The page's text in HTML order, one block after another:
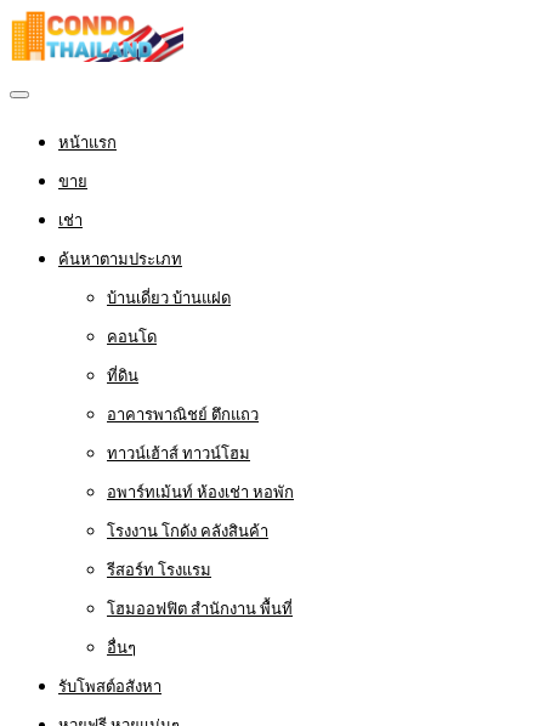
หน้าแรก
ขาย
เช่า
ค้นหาตามประเภท
บ้านเดี่ยว บ้านแฝด
คอนโด
ที่ดิน
อาคารพาณิชย์ ตึกแถว
ทาวน์เฮ้าส์ ทาวน์โฮม
อพาร์ทเม้นท์ ห้องเช่า หอพัก
โรงงาน โกดัง คลังสินค้า
รีสอร์ท โรงแรม
โฮมออฟฟิต สำนักงาน พื้นที่
อื่นๆ
รับโพสต์อสังหา